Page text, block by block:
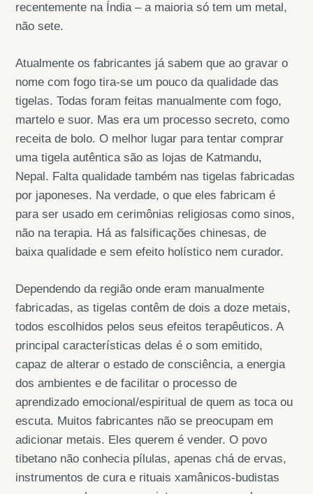
recentemente na Índia – a maioria só tem um metal,
não sete.
Atualmente os fabricantes já sabem que ao gravar o
nome com fogo tira-se um pouco da qualidade das
tigelas. Todas foram feitas manualmente com fogo,
martelo e suor. Mas era um processo secreto, como
receita de bolo. O melhor lugar para tentar comprar
uma tigela autêntica são as lojas de Katmandu,
Nepal. Falta qualidade também nas tigelas fabricadas
por japoneses. Na verdade, o que eles fabricam é
para ser usado em cerimônias religiosas como sinos,
não na terapia. Há as falsificações chinesas, de
baixa qualidade e sem efeito holístico nem curador.
Dependendo da região onde eram manualmente
fabricadas, as tigelas contêm de dois a doze metais,
todos escolhidos pelos seus efeitos terapêuticos. A
principal características delas é o som emitido,
capaz de alterar o estado de consciência, a energia
dos ambientes e de facilitar o processo de
aprendizado emocional/espiritual de quem as toca ou
escuta. Muitos fabricantes não se preocupam em
adicionar metais. Eles querem é vender. O povo
tibetano não conhecia pílulas, apenas chá de ervas,
instrumentos de cura e rituais xamânicos-budistas